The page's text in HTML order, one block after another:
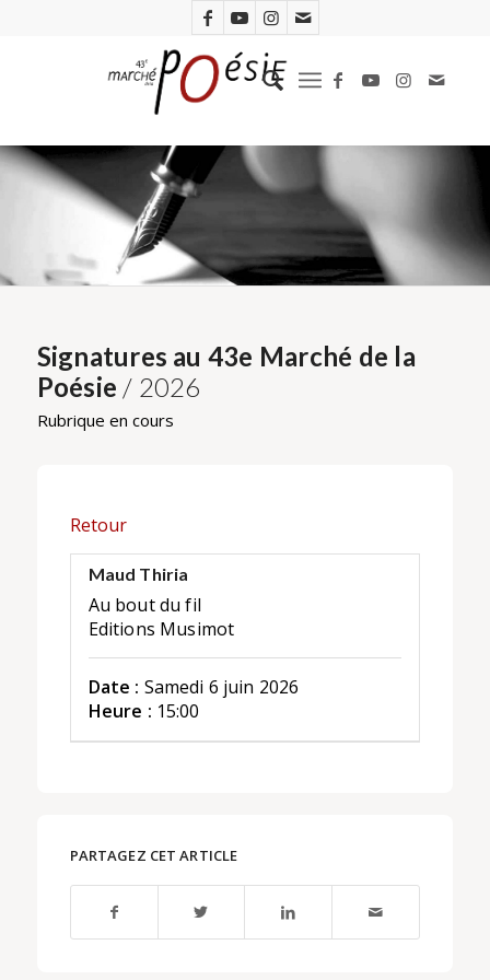
Signatures au 43e Marché de la
Poésie / 2026
Rubrique en cours
Retour
Maud Thiria
Au bout du fil
Editions Musimot
Date : Samedi 6 juin 2026
Heure : 15:00
PARTAGEZ CET ARTICLE